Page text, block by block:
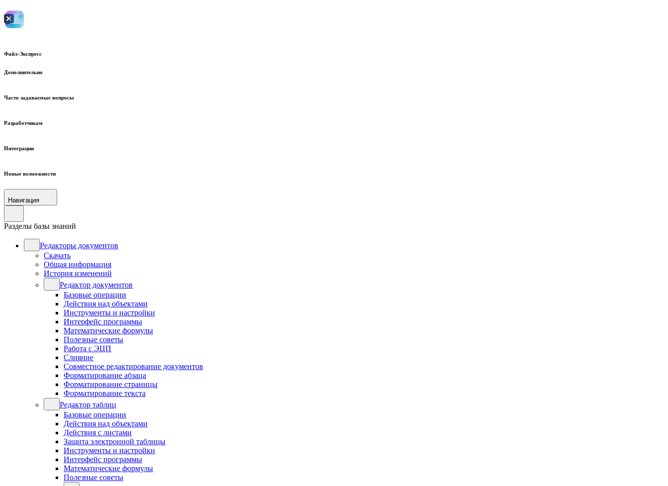
Файл-Экспресс
Дополнительно
Часто задаваемые вопросы
Разработчикам
Интеграции
Новые возможности
Навигация
Разделы базы знаний
Редакторы документов
Скачать
Общая информация
История изменений
Редактор документов
Базовые операции
Действия над объектами
Инструменты и настройки
Интерфейс программы
Математические формулы
Полезные советы
Работа с ЭЦП
Слияние
Совместное редактирование документов
Форматирование абзаца
Форматирование страницы
Форматирование текста
Редактор таблиц
Базовые операции
Действия над объектами
Действия с листами
Защита электронной таблицы
Инструменты и настройки
Интерфейс программы
Математические формулы
Полезные советы